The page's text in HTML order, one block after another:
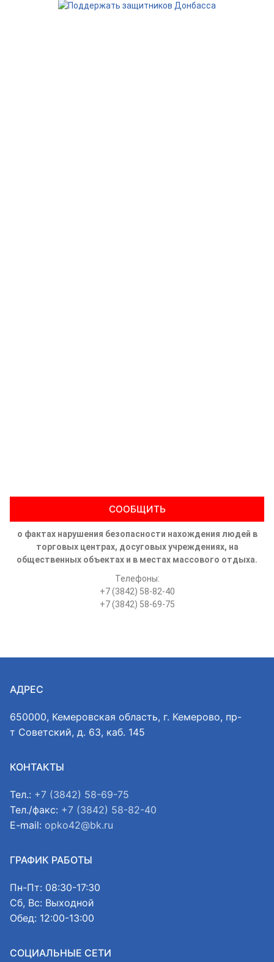
СООБЩИТЬ
о фактах нарушения безопасности нахождения людей в
торговых центрах, досуговых учреждениях, на
общественных объектах и в местах массового отдыха.
Телефоны:
+7 (3842) 58-82-40
+7 (3842) 58-69-75
АДРЕС
650000, Кемеровская область, г. Кемерово, пр-
т Советский, д. 63, каб. 145
КОНТАКТЫ
Тел.: +7 (3842) 58-69-75
Тел./факс: +7 (3842) 58-82-40
E-mail: opko42@bk.ru
ГРАФИК РАБОТЫ
Пн-Пт: 08:30-17:30
Сб, Вс: Выходной
Обед: 12:00-13:00
СОЦИАЛЬНЫЕ СЕТИ